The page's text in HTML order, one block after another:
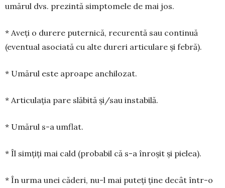
umărul dvs. prezintă simptomele de mai jos.
* Aveți o durere puternică, recurentă sau con­tinuă
(eventual asociată cu alte dureri articulare și febră).
* Umărul este aproape anchilozat.
* Articulația pare slăbită și/sau instabilă.
* Umărul s-a umflat.
* Îl simțiți mai cald (probabil că s-a înroșit și pielea).
* În urma unei căderi, nu-l mai puteți ține decât într-o